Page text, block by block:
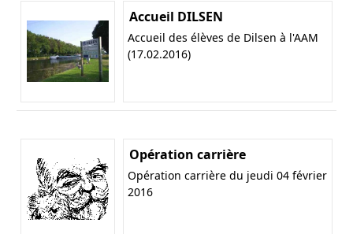
Accueil DILSEN
Accueil des élèves de Dilsen à l'AAM
(17.02.2016)
Opération carrière
Opération carrière du jeudi 04 février
2016